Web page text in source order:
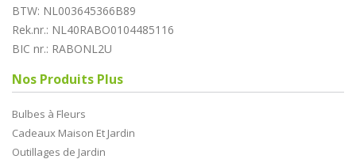
BTW: NL003645366B89
Rek.nr.: NL40RABO0104485116
BIC nr.: RABONL2U
Nos Produits Plus
Bulbes à Fleurs
Cadeaux Maison Et Jardin
Outillages de Jardin